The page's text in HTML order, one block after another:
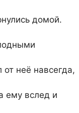
домой.
неё навсегда,
ему вслед и